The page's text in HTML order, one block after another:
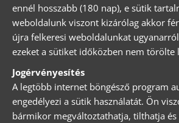
ennél hosszabb (180 nap), e sütik
weboldalunk viszont kizárólag akkor
újra felkeresi weboldalunkat
ezeket a sütiket időközben nem törölte
Jogérvényesítés
A legtöbb internet böngésző program
engedélyezi a sütik használatát. Ön
bármikor megváltoztathatja, tilthatja